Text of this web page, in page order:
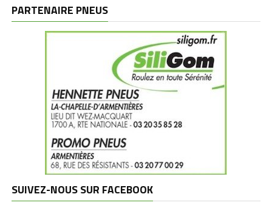
PARTENAIRE PNEUS
SUIVEZ-NOUS SUR FACEBOOK